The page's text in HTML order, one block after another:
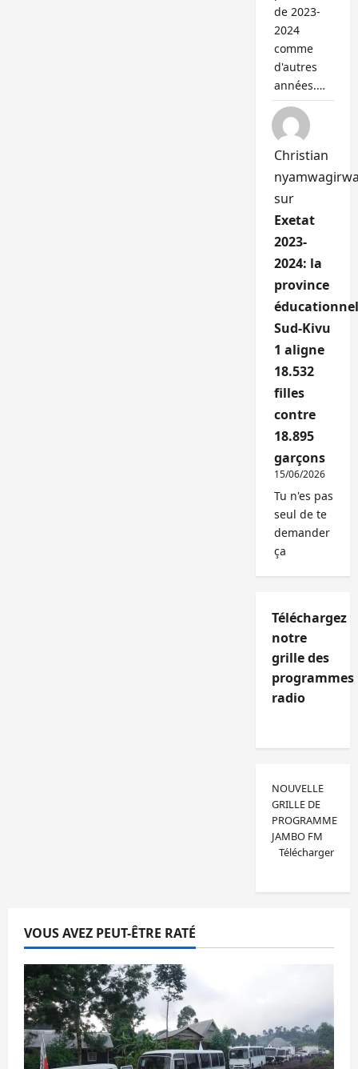
de 2023-
2024
comme
d'autres
années.…
Christian
sur
Exetat
2023-
2024: la
province
Sud-Kivu
1 aligne
18.532
filles
contre
18.895
garçons
15/06/2026
Tu n'es pas
seul de te
demander
ça
Téléchargez
notre
grille des
programmes
radio
NOUVELLE
GRILLE DE
PROGRAMME
JAMBO FM
Télécharger
VOUS AVEZ PEUT-ÊTRE RATÉ